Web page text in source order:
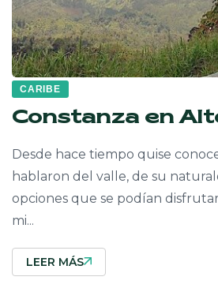
CARIBE
Constanza en
Desde hace tiempo quise
hablaron del valle, de su
opciones que se podían
mi...
LEER MÁS